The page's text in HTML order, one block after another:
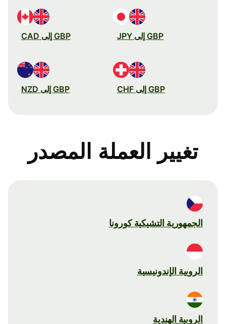
GBP إلى JPY GBP إلى CAD
GBP إلى CHF GBP إلى NZD
تغيير العملة المصدر
الجمهورية التشيكية كورونا
الروبية الإندونيسية
الروبية الهندية